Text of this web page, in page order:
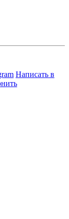
Написать в